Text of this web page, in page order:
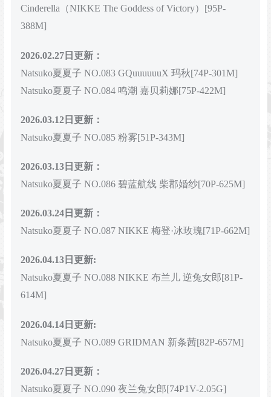
Cinderella（NIKKE The Goddess of Victory）[95P-
388M]
2026.02.27日更新：
Natsuko夏夏子 NO.083 GQuuuuuuX 玛秋[74P-301M]
Natsuko夏夏子 NO.084 鸣潮 嘉贝莉娜[75P-422M]
2026.03.12 日更新：
Natsuko夏夏子 NO.085 粉雾[51P-343M]
2026.03.13日更新：
Natsuko夏夏子 NO.086 碧蓝航线 柴郡婚纱[70P-625M]
2026.03.24日更新：
Natsuko夏夏子 NO.087 NIKKE 梅登·冰玫瑰[71P-662M]
2026.04.13日更新:
Natsuko夏夏子 NO.088 NIKKE 布兰儿 逆兔女郎[81P-
614M]
2026.04.14日更新:
Natsuko夏夏子 NO.089 GRIDMAN 新条茜[82P-657M]
2026.04.27日更新：
Natsuko夏夏子 NO.090 夜兰兔女郎[74P1V-2.05G]